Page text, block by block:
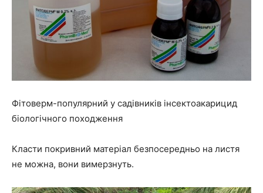
Фітоверм-популярний у садівників інсектоакарицид
біологічного походження
Класти покривний матеріал безпосередньо на листя
не можна, вони вимерзнуть.